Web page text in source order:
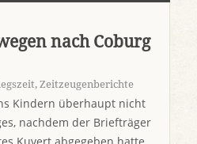
nach Coburg
, Zeitzeugenberichte
Kindern überhaupt nicht
nachdem der Briefträger
Kuvert abgegeben hatte,